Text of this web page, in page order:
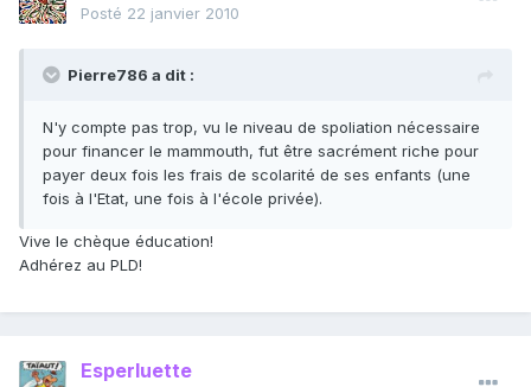
Posté 22 janvier 2010
Pierre786 a dit :
N'y compte pas trop, vu le niveau de spoliation nécessaire
pour financer le mammouth, fut être sacrément riche pour
payer deux fois les frais de scolarité de ses enfants (une
fois à l'Etat, une fois à l'école privée).
Vive le chèque éducation!
Adhérez au PLD!
Esperluette